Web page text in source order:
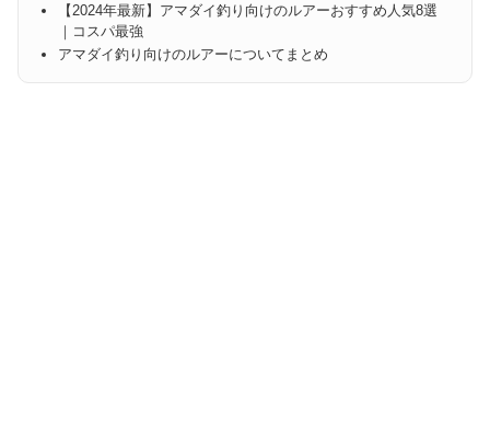
【2024年最新】アマダイ釣り向けのルアーおすすめ人気8選
｜コスパ最強
アマダイ釣り向けのルアーについてまとめ